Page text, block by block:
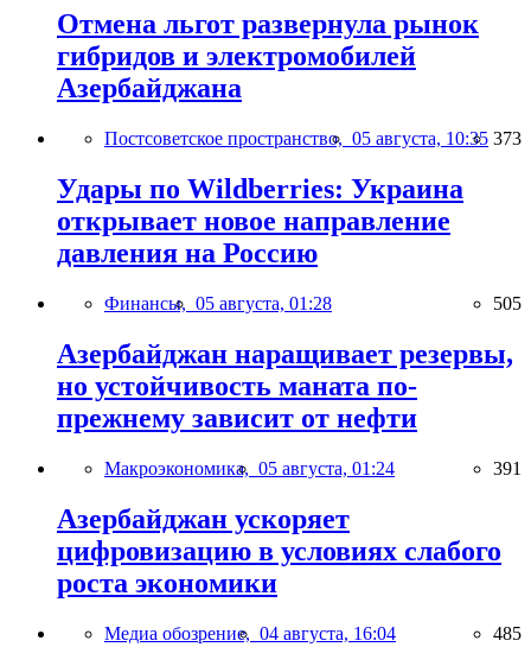
Отмена льгот развернула рынок
гибридов и электромобилей
Азербайджана
Постсоветское пространство, 05 августа, 10:35 373
Удары по Wildberries: Украина
открывает новое направление
давления на Россию
Финансы, 05 августа, 01:28 505
Азербайджан наращивает резервы,
но устойчивость маната по-
прежнему зависит от нефти
Макроэкономика, 05 августа, 01:24 391
Азербайджан ускоряет
цифровизацию в условиях слабого
роста экономики
Медиа обозрение, 04 августа, 16:04 485